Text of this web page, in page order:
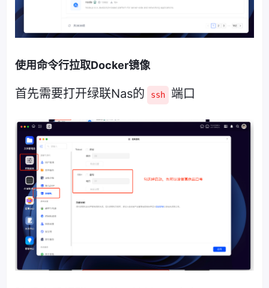
使用命令行拉取Docker镜像
首先需要打开绿联Nas的 ssh 端口